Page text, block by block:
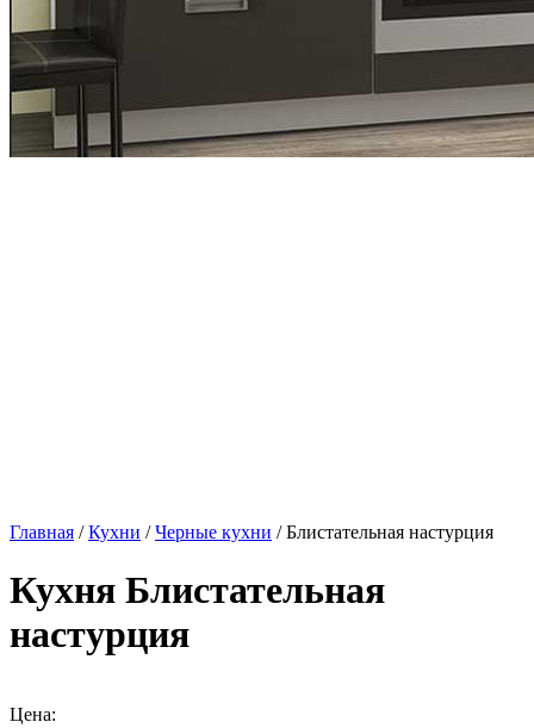
Главная /Кухни /Черные кухни / Блистательная настурция
Кухня Блистательная
настурция
Цена: